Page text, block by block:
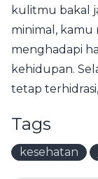
kulitmu bakal
minimal, kamu
menghadapi
kehidupan.
tetap
Tags
kesehatan